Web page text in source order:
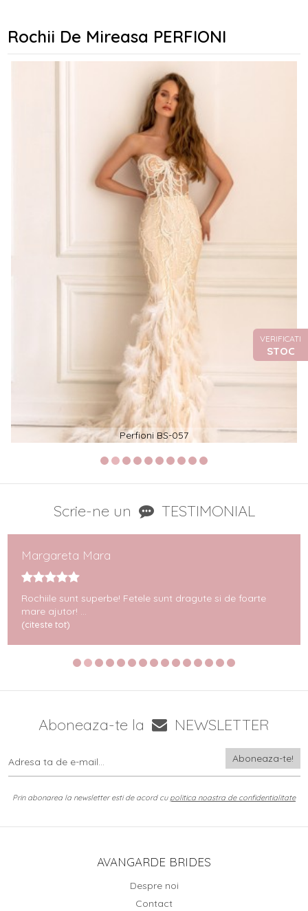
Rochii De Mireasa PERFIONI
Perfioni BS-057
Scrie-ne un TESTIMONIAL
Margareta Mara
Rochiile sunt superbe! Fetele sunt dragute si de foarte
mare ajutor! ...
(citeste tot)
Aboneaza-te la NEWSLETTER
Prin abonarea la newsletter esti de acord cu politica noastra de confidentialitate
AVANGARDE BRIDES
Despre noi
Contact
VERIFICATI
STOC